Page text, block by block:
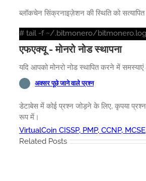
ब्लॉकचेन सिंक्रनाइज़ेशन की स्थिति को
# tail -f ~/.bitmonero/bitmonero.log
एफएक्यू - मोनरो नोड स्थापना
यदि आपको मोनरो नोड स्थापित करने में
अक्सर पूछे जाने वाले प्रश्न
डेटाबेस में कोई प्रश्न जोड़ने के लिए, कृपया प्रश्न
रूप में।
VirtualCoin CISSP, PMP, CCNP,
Related Posts